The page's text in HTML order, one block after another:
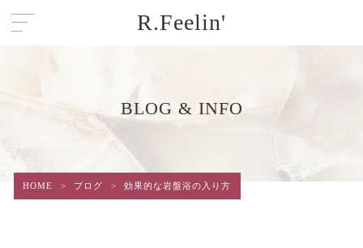
R.Feelin'
BLOG & INFO
HOME > ブログ > 効果的な岩盤浴の入り方